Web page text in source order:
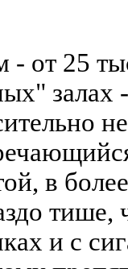
от 25
залах
в
тише,
и с